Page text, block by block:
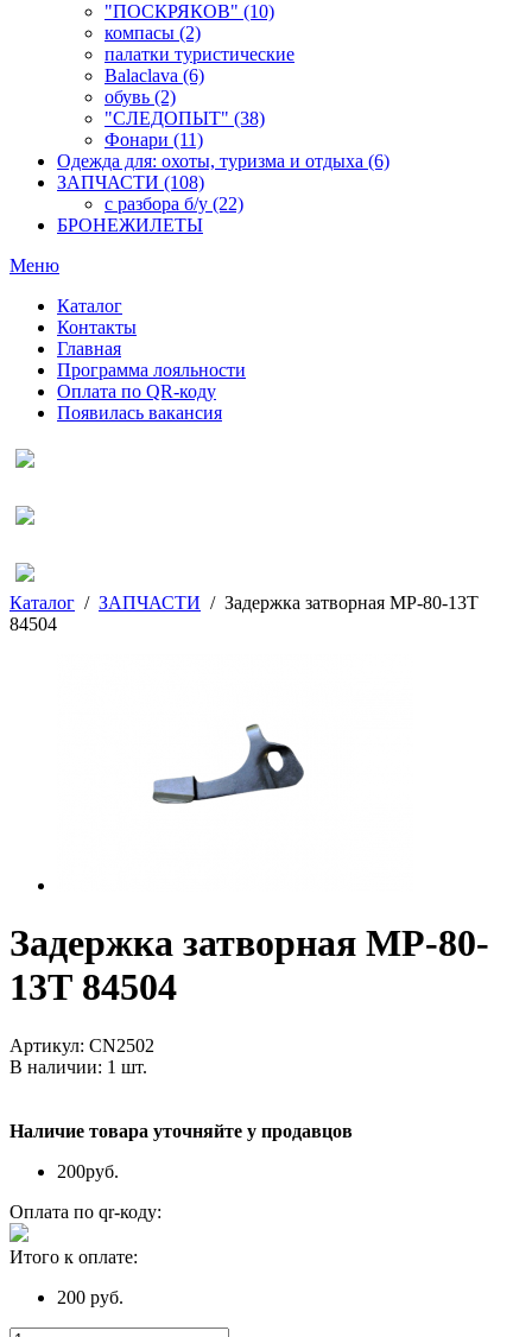
"ПОСКРЯКОВ" (10)
компасы (2)
палатки туристические
Balaclava (6)
обувь (2)
"СЛЕДОПЫТ" (38)
Фонари (11)
Одежда для: охоты, туризма и отдыха (6)
ЗАПЧАСТИ (108)
с разбора б/у (22)
БРОНЕЖИЛЕТЫ
Меню
Каталог
Контакты
Главная
Программа лояльности
Оплата по QR-коду
Появилась вакансия
Каталог / ЗАПЧАСТИ / Задержка затворная МР-80-13Т
84504
Задержка затворная МР-80-
13Т 84504
Артикул: CN2502
В наличии: 1 шт.
Наличие товара уточняйте у продавцов
200руб.
Оплата по qr-коду:
Итого к оплате:
200 руб.